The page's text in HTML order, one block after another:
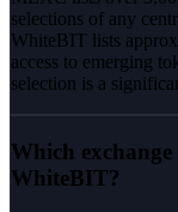
selections of any
WhiteBIT lists
access to emerging
selection is a
Which
WhiteBIT?